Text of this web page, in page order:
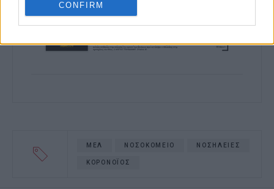
CONFIRM
ΜΕΛ ΝΟΣΟΚΟΜΕΙΟ ΝΟΣΗΛΕΙΕΣ
ΚΟΡΟΝΟΪΟΣ